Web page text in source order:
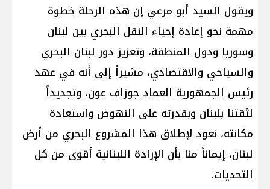
ويقول السيد أبو مرعي إن هذه الرحلة خطوة
مهمة نحو إعادة إحياء النقل البحري بين لبنان
وسوريا ودول المنطقة، وتعزيز دور لبنان البحري
والسياحي والاقتصادي، مشيراً إلى أنه في عهد
رئيس الجمهورية العماد جوزاف عون، وتجديداً
لثقتنا بلبنان وبقدرته على النهوض واستعادة
مكانته، نعود لإطلاق هذا المشروع البحري من أرض
لبنان، إيماناً منا بأن الإرادة اللبنانية أقوى من كل
التحديات.